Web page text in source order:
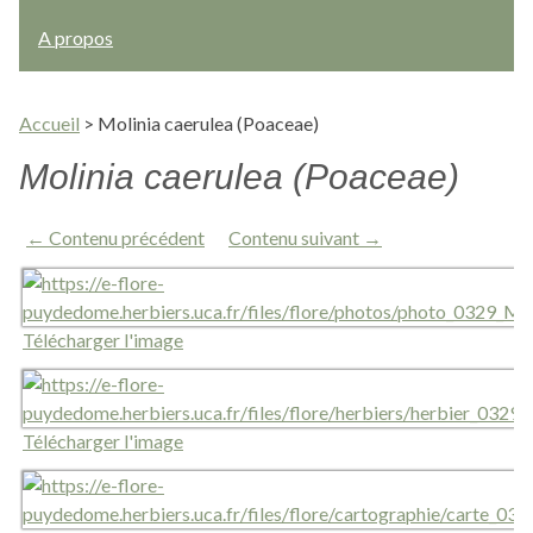
A propos
Accueil > Molinia caerulea (Poaceae)
Molinia caerulea (Poaceae)
← Contenu précédent Contenu suivant →
Télécharger l'image
Télécharger l'image